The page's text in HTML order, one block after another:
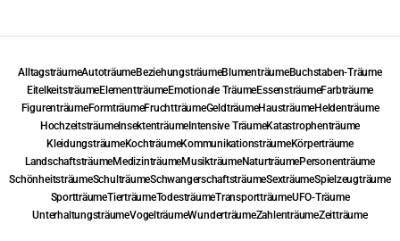
AlltagsträumeAutoträumeBeziehungsträumeBlumenträumeBuchstaben-Träume
EitelkeitsträumeElementträumeEmotionale TräumeEssensträumeFarbträume
FigurenträumeFormträumeFruchtträumeGeldträumeHausträumeHeldenträume
HochzeitsträumeInsektenträume Intensive TräumeKatastrophenträume
KleidungsträumeKochträumeKommunikationsträumeKörperträume
LandschaftsträumeMedizinträumeMusikträumeNaturträumePersonenträume
SchönheitsträumeSchulträumeSchwangerschaftsträumeSexträumeSpielzeugträume
SportträumeTierträumeTodesträumeTransportträumeUFO-Träume
UnterhaltungsträumeVogelträumeWunderträumeZahlenträumeZeitträume